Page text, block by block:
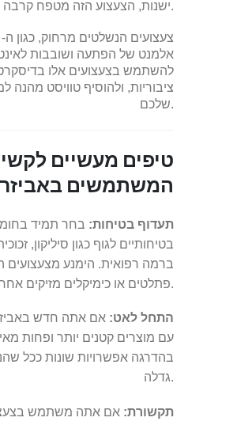
ישנות, הצעצוע הזה מטפח קרבה ותקשורת.
צעצועים הנשלטים מרחוק, כגון ה-
אלמנט של הפתעה ושובבות
להשתמש בצעצועים אלו
ציבוריות, ולהוסיף טוויסט מהנה
שלכם.
טיפים מעשיים
המשתמשים
תעדוף בטיחות: בחר תמיד
בטיחותיים לגוף כגון סיליקון,
ברמה רפואית. הימנע מצעצועים
פתלטים או כימיקלים מזיקים אחרים.
התחל לאט: אם אתה חדש
עם מוצרים קטנים יותר ופחות
בהדרגה אפשרויות שונות ככל
גדלה.
תקשורת: אם אתה משתמש